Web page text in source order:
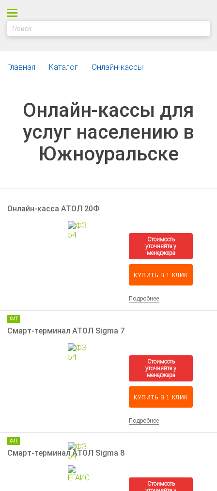
Главная Каталог Онлайн-кассы
Онлайн-кассы для
услуг населению в
Южноуральске
Онлайн-касса АТОЛ 20Ф
КУПИТЬ В 1 КЛИК
Подробнее
ХИТ
Смарт-терминал АТОЛ Sigma 7
КУПИТЬ В 1 КЛИК
Подробнее
ХИТ
Смарт-терминал АТОЛ Sigma 8